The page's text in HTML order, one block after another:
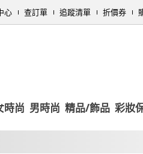
心 查訂單 追蹤清單 折價券
時尚 男時尚 精品/飾品 彩妝